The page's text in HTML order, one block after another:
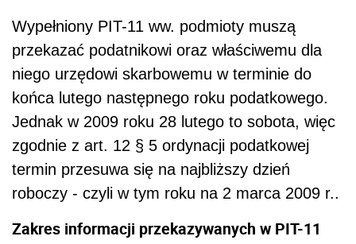
Wypełniony PIT-11 ww. podmioty muszą
przekazać podatnikowi oraz właściwemu dla
niego urzędowi skarbowemu w terminie do
końca lutego następnego roku podatkowego.
Jednak w 2009 roku 28 lutego to sobota, więc
zgodnie z art. 12 § 5 ordynacji podatkowej
termin przesuwa się na najbliższy dzień
roboczy - czyli w tym roku na 2 marca 2009 r..
Zakres informacji przekazywanych w PIT-11